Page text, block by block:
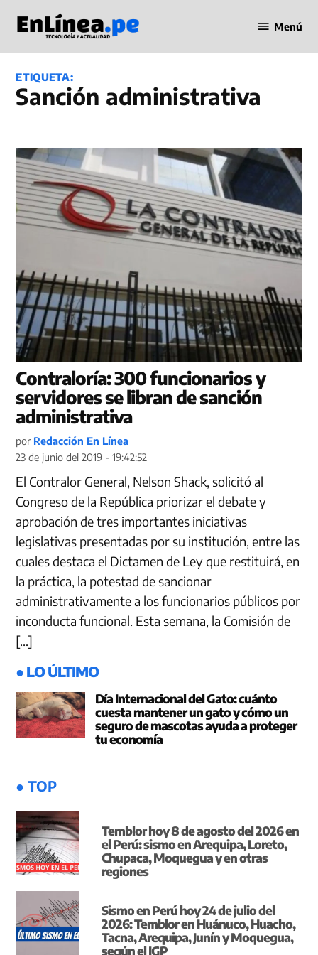
contenido
en Línea
Menú
ETIQUETA:
sanción administrativa
Contraloría: 300 funcionarios y
servidores se libran de sanción
administrativa
por Redacción En Línea
23 de junio del 2019 - 19:42:52
El Contralor General, Nelson Shack, solicitó al
Congreso de la República priorizar el debate y
aprobación de tres importantes iniciativas
legislativas presentadas por su institución, entre las
cuales destaca el Dictamen de Ley que restituirá, en
la práctica, la potestad de sancionar
administrativamente a los funcionarios públicos por
inconducta funcional. Esta semana, la Comisión de
[…]
● LO ÚLTIMO
Día Internacional del Gato: cuánto
cuesta mantener un gato y cómo un
seguro de mascotas ayuda a proteger
tu economía
● TOP
Temblor hoy 8 de agosto del 2026 en
el Perú: sismo en Arequipa, Loreto,
Chupaca, Moquegua y en otras
regiones
Sismo en Perú hoy 24 de julio del
2026: Temblor en Huánuco, Huacho,
Tacna, Arequipa, Junín y Moquegua,
según el IGP